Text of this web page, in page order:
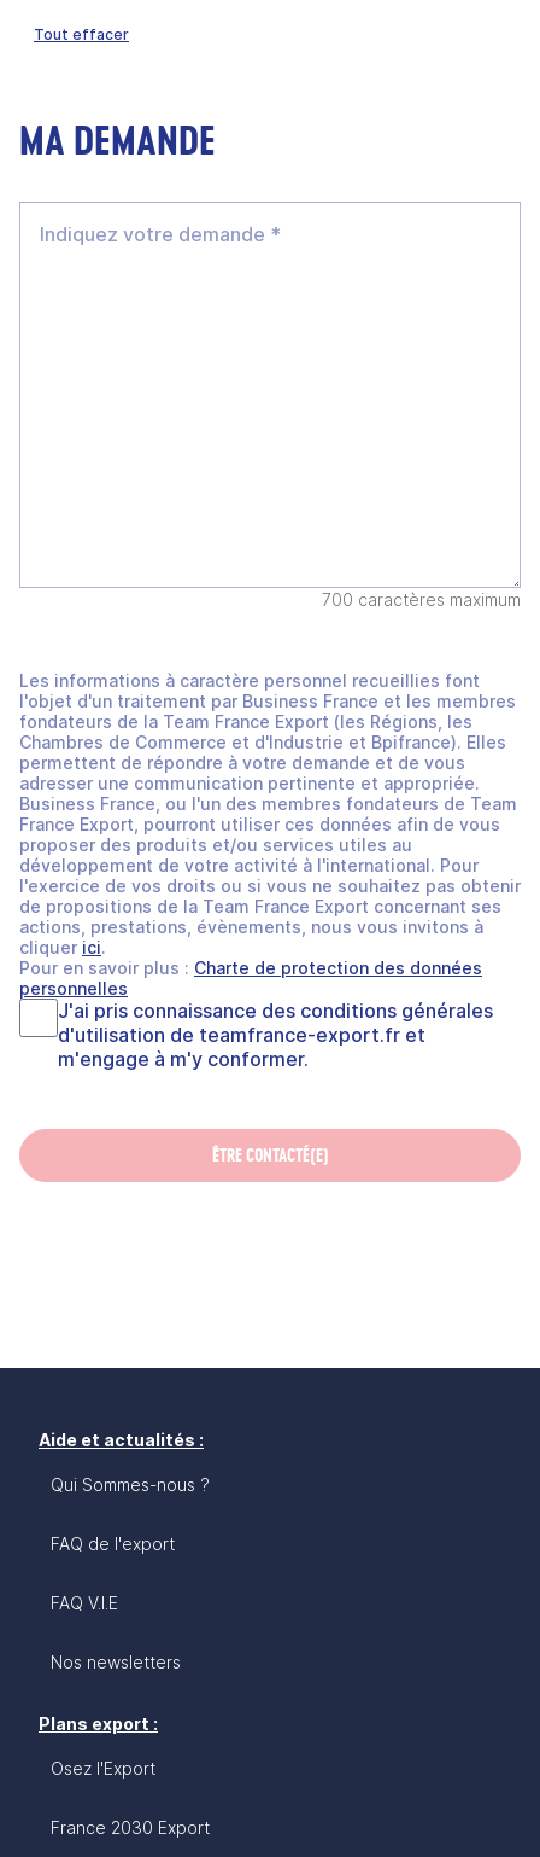
Tout effacer
MA DEMANDE
700 caractères maximum
Les informations à caractère personnel recueillies font
l'objet d'un traitement par Business France et les membres
fondateurs de la Team France Export (les Régions, les
Chambres de Commerce et d'Industrie et Bpifrance). Elles
permettent de répondre à votre demande et de vous
adresser une communication pertinente et appropriée.
Business France, ou l'un des membres fondateurs de Team
France Export, pourront utiliser ces données afin de vous
proposer des produits et/ou services utiles au
développement de votre activité à l'international. Pour
l'exercice de vos droits ou si vous ne souhaitez pas obtenir
de propositions de la Team France Export concernant ses
actions, prestations, évènements, nous vous invitons à
cliquer ici.
Pour en savoir plus : Charte de protection des données
personnelles
J'ai pris connaissance des conditions générales
d'utilisation de teamfrance-export.fr et
m'engage à m'y conformer.
ÊTRE CONTACTÉ(E)
Aide et actualités :
Qui Sommes-nous ?
FAQ de l'export
FAQ V.I.E
Nos newsletters
Plans export :
Osez l'Export
France 2030 Export